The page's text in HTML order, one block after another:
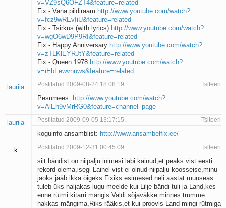
v=VZ9sQ6OFZT4&feature=related
Fix - Vana pildiraam http://www.youtube.com/watch?
v=fcz9wREvIiU&feature=related
Fix - Tsirkus (with lyrics) http://www.youtube.com/watch?
v=wgO6wD9P9RI&feature=related
Fix - Happy Anniversary http://www.youtube.com/watch?
v=zTLKlEYRJtY&feature=related
Fix - Queen 1978 http://www.youtube.com/watch?
v=iEbFewvnuws&feature=related
laurila Postitatud 2009-08-24 18:08:19. Tsiteeri
Pesumees: http://www.youtube.com/watch?
v=AlEh9vMrRG0&feature=channel_page
laurila Postitatud 2009-09-05 13:17:15. Tsiteeri
koguinfo ansamblist: http://www.ansambelfix.ee/
k Postitatud 2009-12-31 00:45:09. Tsiteeri
siit bändist on niipalju inimesi läbi käinud,et peaks vist eesti
rekord olema,isegi Lainel vist ei olnud niipalju koosseise,minu
jaoks jääb ikka öigeks Fixiks esimesed neli aastat.muuseas
tuleb üks naljakas lugu meelde kui Lilje bändi tuli ja Land,kes
enne rütmi kitarri mängis Valdi sõjaväkke minnes trumme
hakkas mängima,Riks rääkis,et kui proovis Land mingi rütmiga